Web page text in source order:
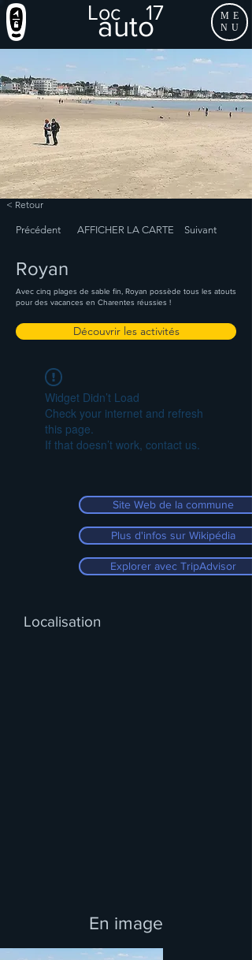
ME
NU
Loc 17
auto
< Retour
Précédent AFFICHER LA CARTE Suivant
Royan
Avec cinq plages de sable fin, Royan possède tous les atouts
pour des vacances en Charentes réussies !
Découvrir les activités
Widget Didn’t Load
Check your internet and refresh
this page.
If that doesn’t work, contact us.
Site Web de la commune
Plus d'infos sur Wikipédia
Explorer avec TripAdvisor
Localisation
En image